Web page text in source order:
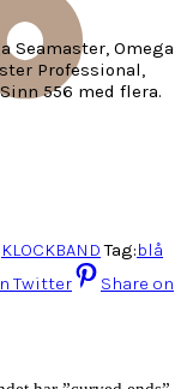
Seamaster, Omega
Professional,
556 med flera.
KLOCKBAND Tag:blå
Twitter
Share on